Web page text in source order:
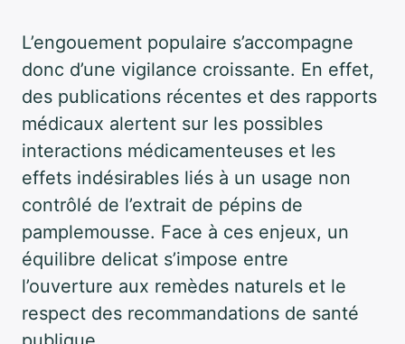
L’engouement populaire s’accompagne
donc d’une vigilance croissante. En effet,
des publications récentes et des rapports
médicaux alertent sur les possibles
interactions médicamenteuses et les
effets indésirables liés à un usage non
contrôlé de l’extrait de pépins de
pamplemousse. Face à ces enjeux, un
équilibre delicat s’impose entre
l’ouverture aux remèdes naturels et le
respect des recommandations de santé